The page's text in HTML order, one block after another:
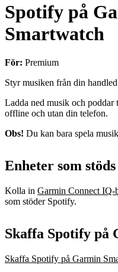
Spotify på
Smartwatch
För: Premium
Styr musiken från din
Ladda ned musik och
offline och utan din telefon.
Obs! Du kan bara spela
Enheter som stöds
Kolla in Garmin Connect IQ-
som stöder Spotify.
Skaffa Spotify på
Skaffa Spotify på Garmin